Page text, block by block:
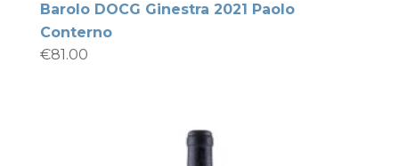
Barolo DOCG Ginestra 2021 Paolo
Conterno
€81.00